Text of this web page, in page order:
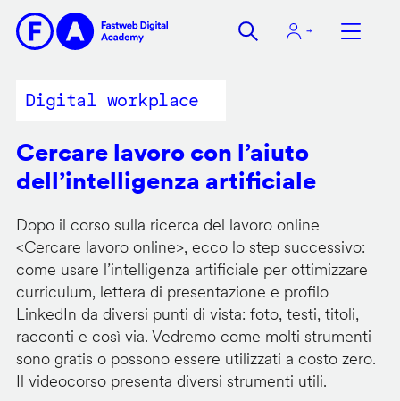
contenuto
Digital workplace
Cercare lavoro con l’aiuto
dell’intelligenza artificiale
Dopo il corso sulla ricerca del lavoro online
<Cercare lavoro online>, ecco lo step successivo:
come usare l’intelligenza artificiale per ottimizzare
curriculum, lettera di presentazione e profilo
LinkedIn da diversi punti di vista: foto, testi, titoli,
racconti e così via. Vedremo come molti strumenti
sono gratis o possono essere utilizzati a costo zero.
Il videocorso presenta diversi strumenti utili.